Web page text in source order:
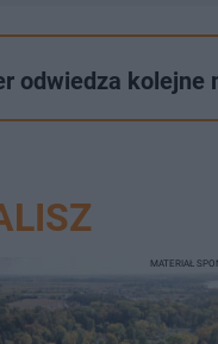
odwiedza kolejne
MATERIAŁ